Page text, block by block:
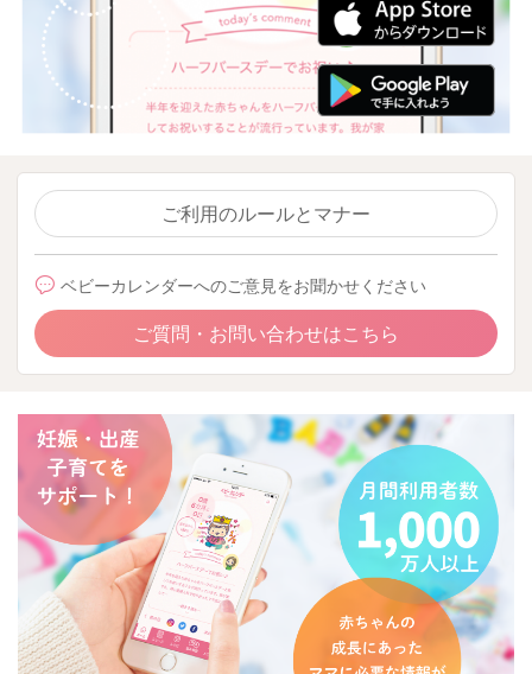
ご利用のルールとマナー
ベビーカレンダーへのご意見をお聞かせください
ご質問・お問い合わせはこちら